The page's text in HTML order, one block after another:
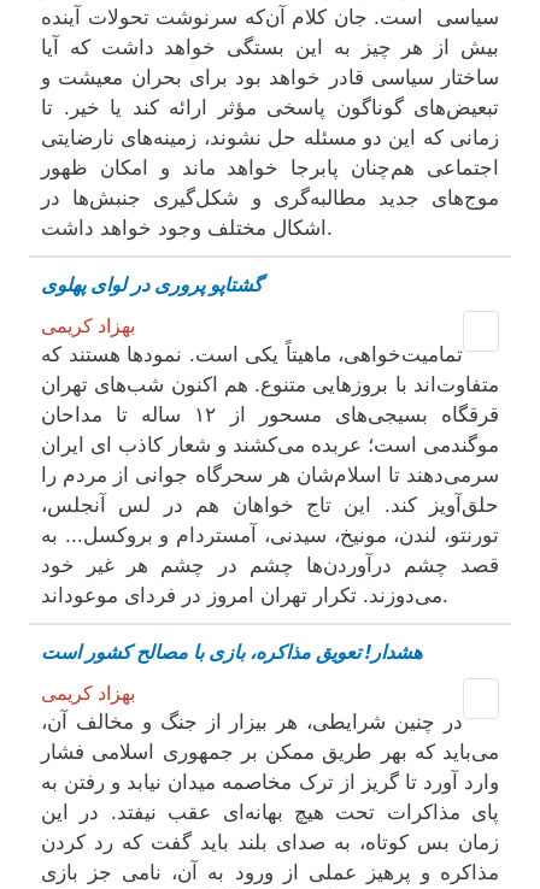
سیاسی است. جان کلام آن‌که سرنوشت تحولات آینده
بیش از هر چیز به این بستگی خواهد داشت که آیا
ساختار سیاسی قادر خواهد بود برای بحران معیشت و
تبعیض‌‌های گوناگون پاسخی مؤثر ارائه کند یا خیر. تا
زمانی که این دو مسئله حل نشوند، زمینه‌های نارضایتی
اجتماعی هم‌چنان پابرجا خواهد ماند و امکان ظهور
موج‌‌های جدید مطالبه‌گری و شکل‌گیری جنبش‌‌ها در
اشکال مختلف وجود خواهد داشت.
گشتاپو پروری در لوای پهلوی
بهزاد کریمی
تمامیت‌خواهی، ماهیتاً یکی است. نمودها هستند که
متفاوت‌اند با بروزهایی متنوع. هم اکنون شب‌های تهران
قرقگاه بسیجی‌های مسحور از ۱۲ ساله تا مداحان
موگندمی‌ است؛ عربده می‌کشند و شعار کاذب ای ایران
سرمی‌دهند تا اسلام‌شان هر سحرگاه جوانی از مردم را
حلق‌آویز کند. این تاج خواهان هم در لس آنجلس،
تورنتو، لندن، مونیخ، سیدنی، آمستردام و بروکسل... به
قصد چشم درآوردن‌ها چشم در چشم هر غیر خود
می‌دوزند. تکرار تهران امروز در فردای موعود‌اند.
هشدار! تعویق مذاکره، بازی با مصالح کشور است
بهزاد کریمی
در چنین شرایطی، هر بیزار از جنگ و مخالف آن،
می‌باید که بهر طریق ممکن بر جمهوری اسلامی فشار
وارد آورد تا گریز از ترک مخاصمه میدان نیابد و رفتن به
پای مذاکرات تحت هیچ بهانه‌ای عقب نیفتد. در این
زمان بس کوتاه، به صدای بلند باید گفت که رد کردن
مذاکره و پرهیز عملی از ورود به آن، نامی جز بازی